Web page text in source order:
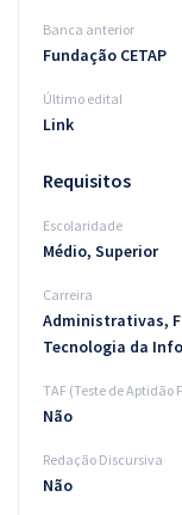
Banca anterior
Fundação CETAP
Último edital
Link
Requisitos
Escolaridade
Médio, Superior
Carreira
Administrativas,
Tecnologia da
TAF (Teste de Aptidão
Não
Redação Discursiva
Não